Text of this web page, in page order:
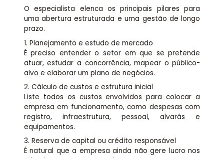
O especialista elenca os principais pilares para
uma abertura estruturada e uma gestão de longo
prazo.
1. Planejamento e estudo de mercado
É preciso entender o setor em que se pretende
atuar, estudar a concorrência, mapear o público-
alvo e elaborar um plano de negócios.
2. Cálculo de custos e estrutura inicial
Liste todos os custos envolvidos para colocar a
empresa em funcionamento, como despesas com
registro, infraestrutura, pessoal, alvarás e
equipamentos.
3. Reserva de capital ou crédito responsável
É natural que a empresa ainda não gere lucro nos